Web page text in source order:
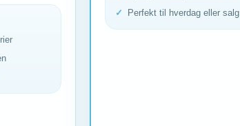
Perfekt til hverdag eller salg